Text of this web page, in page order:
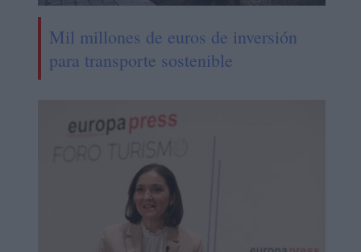
Mil millones de euros de inversión
para transporte sostenible